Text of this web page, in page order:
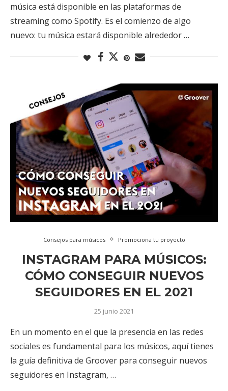
música está disponible en las plataformas de
streaming como Spotify. Es el comienzo de algo
nuevo: tu música estará disponible alrededor …
Consejos para músicos Promociona tu proyecto
INSTAGRAM PARA MÚSICOS:
CÓMO CONSEGUIR NUEVOS
SEGUIDORES EN EL 2021
25 junio 2021
En un momento en el que la presencia en las redes
sociales es fundamental para los músicos, aquí tienes
la guía definitiva de Groover para conseguir nuevos
seguidores en Instagram, …